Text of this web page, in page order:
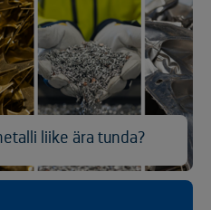
liike ära tunda?